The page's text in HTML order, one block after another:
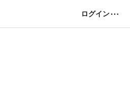
ログイン